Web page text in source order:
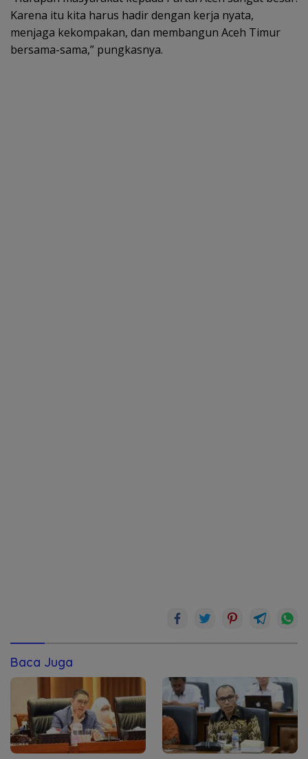
Karena itu kita harus hadir dengan kerja nyata,
menjaga kekompakan, dan membangun Aceh Timur
bersama-sama,” pungkasnya.
Baca Juga